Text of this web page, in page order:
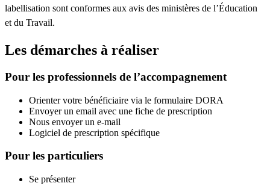
labellisation sont conformes aux avis des ministères de l’Éducation
et du Travail.
Les démarches à réaliser
Pour les professionnels de l’accompagnement
Orienter votre bénéficiaire via le formulaire DORA
Envoyer un email avec une fiche de prescription
Nous envoyer un e-mail
Logiciel de prescription spécifique
Pour les particuliers
Se présenter